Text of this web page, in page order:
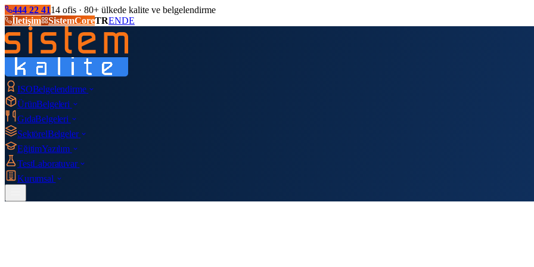
444 22 4114 ofis · 80+ ülkede kalite ve belgelendirme
İletişim
SistemCoreTRENDE
ISOBelgelendirme
ÜrünBelgeleri
GıdaBelgeleri
SektörelBelgeler
EğitimYazılım
TestLaboratuvar
Kurumsal